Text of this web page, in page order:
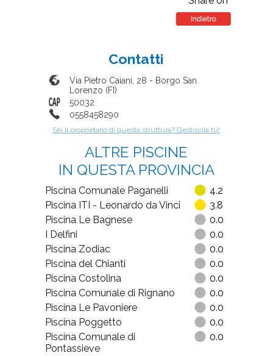
Contatti
Via Pietro Caiani, 28 - Borgo San
Lorenzo (FI)
50032
0558458290
Sei il proprietario di questa struttura? Gestiscila tu!
ALTRE PISCINE
IN QUESTA PROVINCIA
Piscina Comunale Paganelli
4.2
Piscina ITI - Leonardo da Vinci
3.8
Piscina Le Bagnese
0.0
I Delfini
0.0
Piscina Zodiac
0.0
Piscina del Chianti
0.0
Piscina Costolina
0.0
Piscina Comunale di Rignano
0.0
Piscina Le Pavoniere
0.0
Piscina Poggetto
0.0
Piscina Comunale di
Pontassieve
0.0